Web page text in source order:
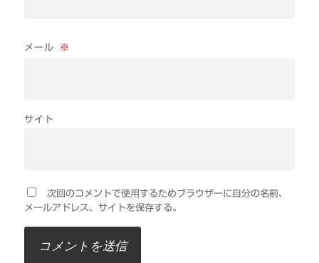
メール ※
サイト
次回のコメントで使用するためブラウザーに自分の名前、
メールアドレス、サイトを保存する。